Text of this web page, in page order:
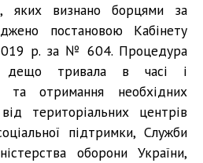
яких визнано борцями за
постановою Кабінету
р. за № 604. Процедура
дещо тривала в часі і
та отримання необхідних
територіальних центрів
підтримки, Служби
оборони України,